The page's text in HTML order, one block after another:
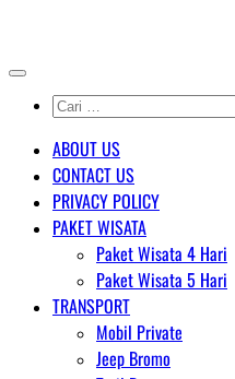
content
Cari
untuk:
ABOUT US
CONTACT US
PRIVACY POLICY
PAKET WISATA
Paket Wisata 4 Hari
Paket Wisata 5 Hari
TRANSPORT
Mobil Private
Jeep Bromo